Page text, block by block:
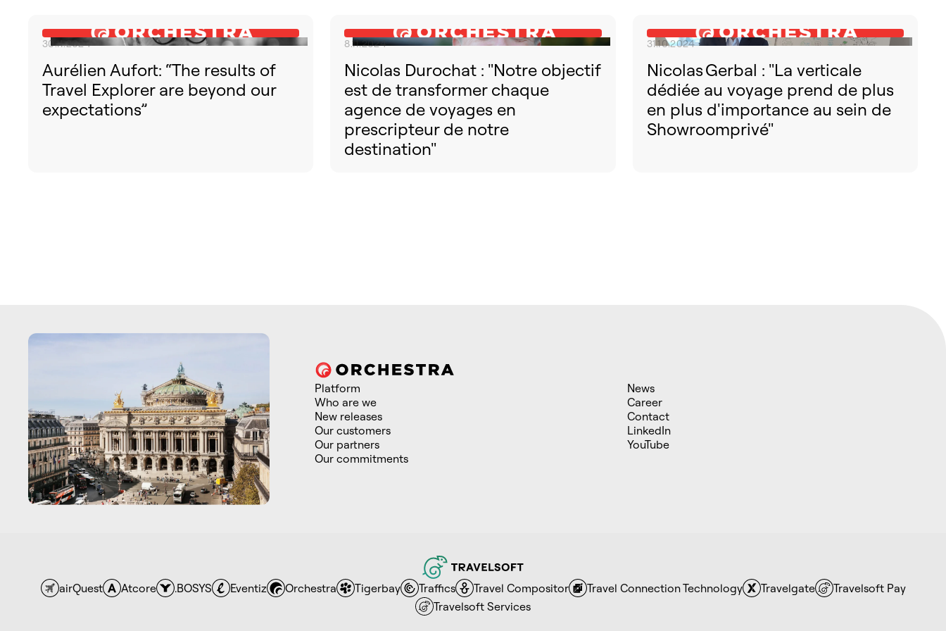
30.11.2024
Aurélien Aufort: “The results of
Travel Explorer are beyond our
expectations”
8.11.2024
Nicolas Durochat : "Notre objectif
est de transformer chaque
agence de voyages en
prescripteur de notre
destination"
31.10.2024
Nicolas Gerbal : "La verticale
dédiée au voyage prend de plus
en plus d'importance au sein de
Showroomprivé"
Platform
Who are we
New releases
Our customers
Our partners
Our commitments
News
Career
Contact
LinkedIn
YouTube
airQuest Atcore .BOSYS Eventiz Orchestra Tigerbay Traffics Travel Compositor Travel Connection Technology Travelgate
Travelsoft Pay
Travelsoft Services